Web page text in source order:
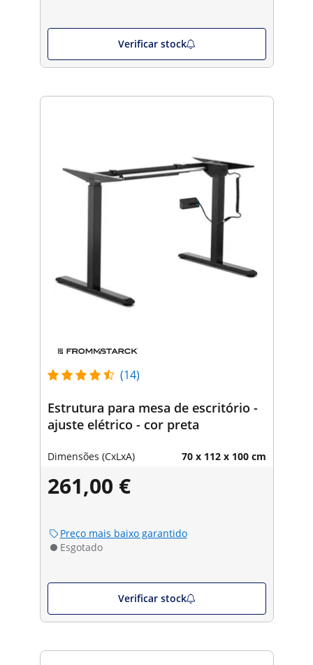
Verificar stock
(14)
Estrutura para mesa de escritório -
ajuste elétrico - cor preta
Dimensões (CxLxA) 70 x 112 x 100 cm
261,00 €
Preço mais baixo garantido
Esgotado
Verificar stock